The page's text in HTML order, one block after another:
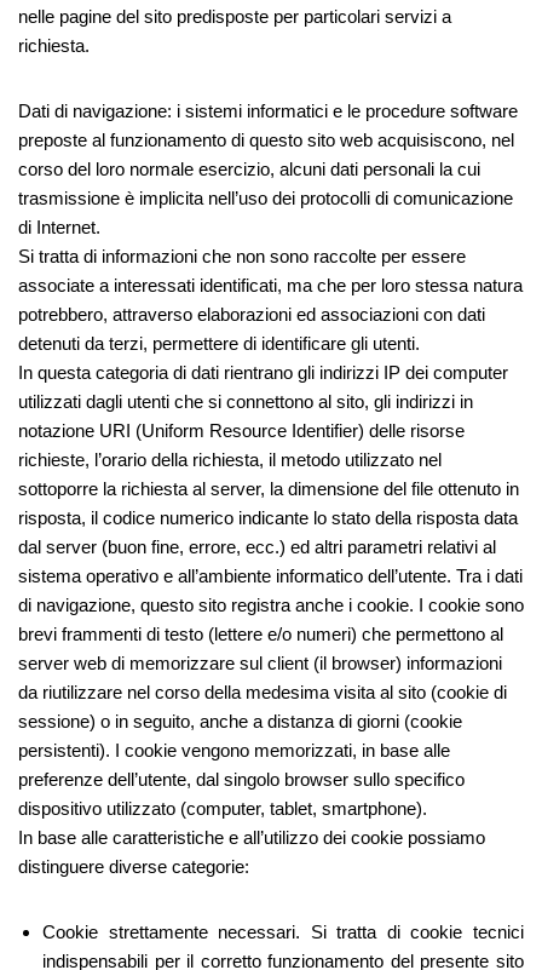
nelle pagine del sito predisposte per particolari servizi a
richiesta.
Dati di navigazione: i sistemi informatici e le procedure software
preposte al funzionamento di questo sito web acquisiscono, nel
corso del loro normale esercizio, alcuni dati personali la cui
trasmissione è implicita nell’uso dei protocolli di comunicazione
di Internet.
Si tratta di informazioni che non sono raccolte per essere
associate a interessati identificati, ma che per loro stessa natura
potrebbero, attraverso elaborazioni ed associazioni con dati
detenuti da terzi, permettere di identificare gli utenti.
In questa categoria di dati rientrano gli indirizzi IP dei computer
utilizzati dagli utenti che si connettono al sito, gli indirizzi in
notazione URI (Uniform Resource Identifier) delle risorse
richieste, l’orario della richiesta, il metodo utilizzato nel
sottoporre la richiesta al server, la dimensione del file ottenuto in
risposta, il codice numerico indicante lo stato della risposta data
dal server (buon fine, errore, ecc.) ed altri parametri relativi al
sistema operativo e all’ambiente informatico dell’utente. Tra i dati
di navigazione, questo sito registra anche i cookie. I cookie sono
brevi frammenti di testo (lettere e/o numeri) che permettono al
server web di memorizzare sul client (il browser) informazioni
da riutilizzare nel corso della medesima visita al sito (cookie di
sessione) o in seguito, anche a distanza di giorni (cookie
persistenti). I cookie vengono memorizzati, in base alle
preferenze dell’utente, dal singolo browser sullo specifico
dispositivo utilizzato (computer, tablet, smartphone).
In base alle caratteristiche e all’utilizzo dei cookie possiamo
distinguere diverse categorie:
Cookie strettamente necessari. Si tratta di cookie tecnici
indispensabili per il corretto funzionamento del presente sito